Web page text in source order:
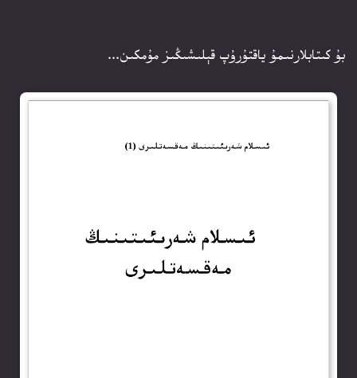
بۇ كىتابلارنىمۇ ياقتۇرۇپ قېلىشىڭىز مۇمكىن...